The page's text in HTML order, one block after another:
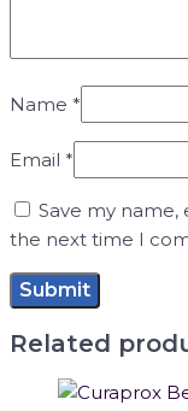
Name *
Email *
Save my name,
the next time I
Related